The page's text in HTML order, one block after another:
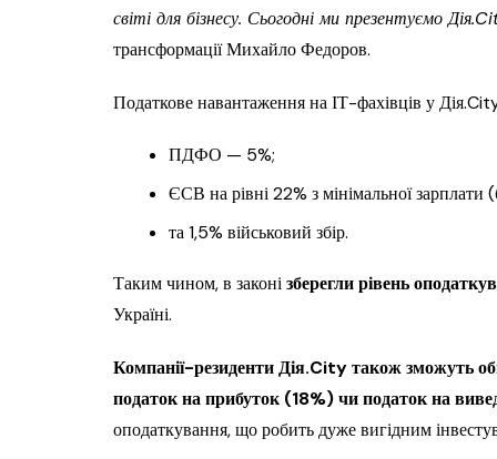
світі для бізнесу. Сьогодні ми презентуємо
трансформації Михайло Федоров.
Податкове навантаження на ІТ-фахівців у
ПДФО — 5%;
ЄСВ на рівні 22% з мінімальної зарплати
та 1,5% військовий збір.
Таким чином, в законізберегли рівень
Україні.
Компанії-резиденти Дія.City також зможуть
податок на прибуток (18%) чи податок на
оподаткування, що робить дуже вигідним